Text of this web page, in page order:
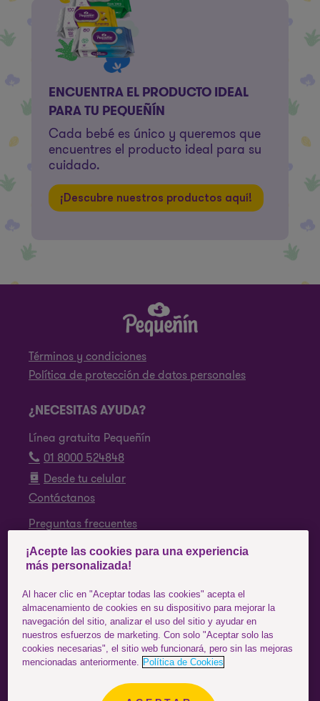
ENCUENTRA EL PRODUCTO IDEAL
PARA TU PEQUEÑÍN
Cada bebé es único y queremos que
encuentres el producto ideal para su
cuidado.
¡Descubre nuestros productos aquí!
Términos y condiciones
Política de protección de datos personales
¿NECESITAS AYUDA?
Línea gratuita Pequeñín
01 8000 524848
Desde tu celular
Contáctanos
Preguntas frecuentes
SÍGUENOS
Facebook
Instagram
YouTube
¡Acepte las cookies para una experiencia
más personalizada!
Al hacer clic en "Aceptar todas las cookies" acepta el
almacenamiento de cookies en su dispositivo para mejorar la
navegación del sitio, analizar el uso del sitio y ayudar en
nuestros esfuerzos de marketing. Con solo "Aceptar solo las
cookies necesarias", el sitio web funcionará, pero sin las mejoras
mencionadas anteriormente.
Política de Cookies